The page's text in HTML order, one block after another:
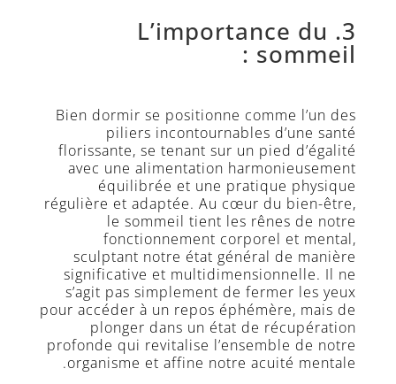
3. L’importance du
sommeil :
Bien dormir se positionne comme l’un des
piliers incontournables d’une santé
florissante, se tenant sur un pied d’égalité
avec une alimentation harmonieusement
équilibrée et une pratique physique
régulière et adaptée. Au cœur du bien-être,
le sommeil tient les rênes de notre
fonctionnement corporel et mental,
sculptant notre état général de manière
significative et multidimensionnelle. Il ne
s’agit pas simplement de fermer les yeux
pour accéder à un repos éphémère, mais de
plonger dans un état de récupération
profonde qui revitalise l’ensemble de notre
organisme et affine notre acuité mentale.